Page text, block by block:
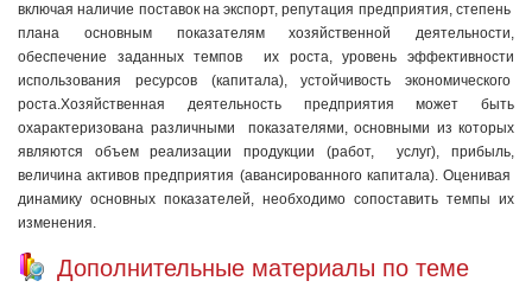
включая наличие поставок на экспорт, репутация предприятия, степень
плана основным показателям хозяйственной деятельности,
обеспечение заданных темпов их роста, уровень эффективности
использования ресурсов (капитала), устойчивость экономического
роста.Хозяйственная деятельность предприятия может быть
охарактеризована различными показателями, основными из которых
являются объем реализации продукции (работ, услуг), прибыль,
величина активов предприятия (авансированного капитала). Оценивая
динамику основных показателей, необходимо сопоставить темпы их
изменения.
Дополнительные материалы по теме